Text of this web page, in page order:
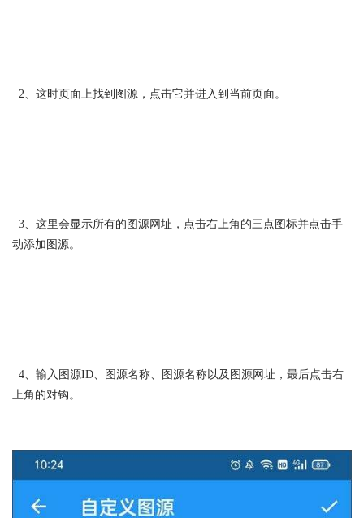
2、这时页面上找到图源，点击它并进入到当前页面。
3、这里会显示所有的图源网址，点击右上角的三点图标并点击手
动添加图源。
4、输入图源ID、图源名称、图源名称以及图源网址，最后点击右
上角的对钩。